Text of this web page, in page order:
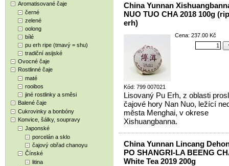
Aromatisované čaje
černé
zelené
oolong
bílé
pu erh ripe (tmavý = shu)
tradiční asijské
Ovocné čaje
Rostlinné čaje
maté
rooibos
jiné rostlinky a směsi
Balené čaje
Cukrovinky a bonbóny
Konvice, šálky, soupravy
Japonské
porcelán a sklo
čajový obřad chanoyu
Čínské
litina
China Yunnan
NUO TUO CHA 2018 100g
erh)
Kód: 799 007021
Cena: 237.00 Kč
Lisovaný Pu Erh, z oblasti
čajové hory Nan Nuo, ležící
města Menghai, v okrese
Xishuangbanna.
China Yunnan Lincang
PO SHANGRI-LA BEENG
White Tea 2019 200g